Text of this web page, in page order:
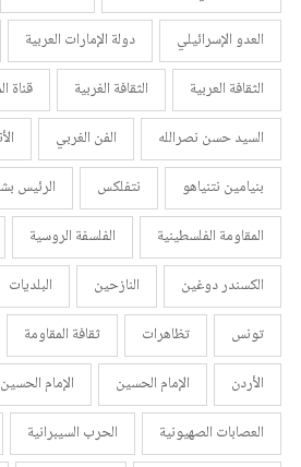
العدو الإسرائيلي
دولة الإمارات العربية
الثقافة العربية
الثقافة الغربية قناة
السيد حسن نصرالله
الفن الغربي
بنيامين نتنياهو
نتفلكس
الرئيس
المقاومة الفلسطينية
الفلسفة الروسية
الكسندر دوغين
النازحين البلديات
تونس
تظاهرات ثقافة المقاومة
الأردن
الإمام الحسين الإمام الحسين
العصابات الصهيونية
الحرب السيبرانية